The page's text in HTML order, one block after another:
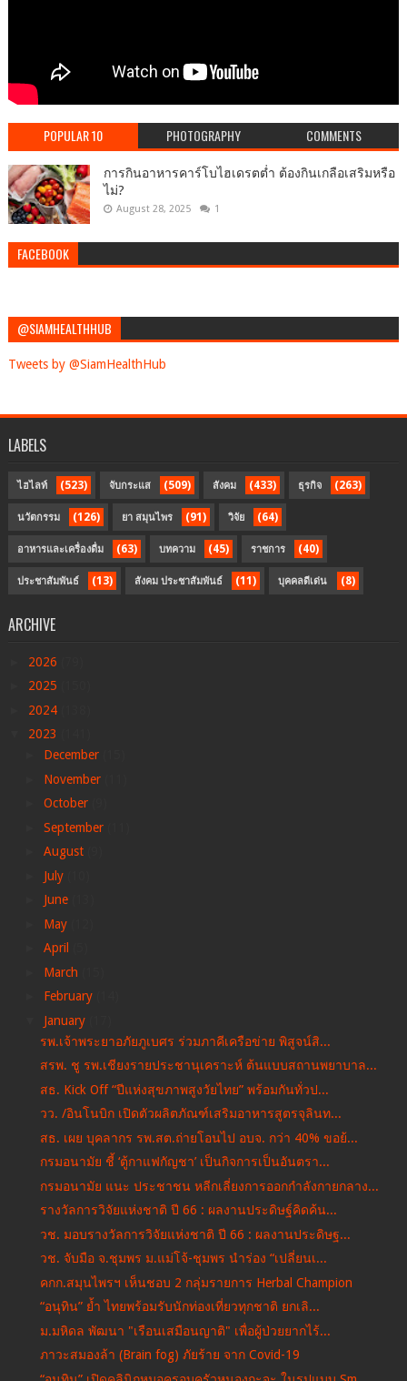
POPULAR 10 PHOTOGRAPHY COMMENTS
การกินอาหารคาร์โบไฮเดรตต่ำ ต้องกินเกลือเสริมหรือ
ไม่?
August 28, 2025 1
FACEBOOK
@SIAMHEALTHHUB
Tweets by @SiamHealthHub
LABELS
ไฮไลท์ (523) จับกระแส (509) สังคม (433) ธุรกิจ (263)
นวัตกรรม (126) ยา สมุนไพร (91) วิจัย (64)
อาหารและเครื่องดื่ม (63) บทความ (45) ราชการ (40)
ประชาสัมพันธ์ (13) สังคม ประชาสัมพันธ์ (11) บุคคลดีเด่น (8)
ARCHIVE
2026
2025
2024
2023
December
November
October
September
August
July
June
May
April
March
February
January
รพ.เจ้าพระยาอภัยภูเบศร ร่วมภาคีเครือข่าย พิสูจน์สิ...
สรพ. ชู รพ.เชียงรายประชานุเคราะห์ ต้นแบบสถานพยาบาล...
สธ. Kick Off “ปีแห่งสุขภาพสูงวัยไทย” พร้อมกันทั่วป...
วว. /อินโนบิก เปิดตัวผลิตภัณฑ์เสริมอาหารสูตรจุลินท...
สธ. เผย บุคลากร รพ.สต.ถ่ายโอนไป อบจ. กว่า 40% ขอย้...
กรมอนามัย ชี้ ‘ตู้กาแฟกัญชา’ เป็นกิจการเป็นอันตรา...
กรมอนามัย แนะ ประชาชน หลีกเลี่ยงการออกกำลังกายกลาง...
รางวัลการวิจัยแห่งชาติ ปี 66 : ผลงานประดิษฐ์คิดค้น...
วช. มอบรางวัลการวิจัยแห่งชาติ ปี 66 : ผลงานประดิษฐ...
วช. จับมือ จ.ชุมพร ม.แม่โจ้-ชุมพร นำร่อง “เปลี่ยนเ...
คกก.สมุนไพรฯ เห็นชอบ 2 กลุ่มรายการ Herbal Champion
“อนุทิน” ย้ำ ไทยพร้อมรับนักท่องเที่ยวทุกชาติ ยกเลิ...
ม.มหิดล พัฒนา "เรือนเสมือนญาติ" เพื่อผู้ป่วยยากไร้...
ภาวะสมองล้า (Brain fog) ภัยร้าย จาก Covid-19